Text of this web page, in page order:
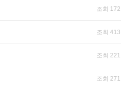
조회 172
조회 413
조회 221
조회 271